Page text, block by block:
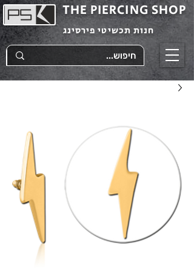
THE PIERCING SHOP
חנות תכשיטי פירסינג